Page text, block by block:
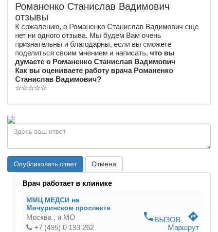
Романенко Станислав Вадимович
отзывы
К сожалению, о Романенко Станислав Вадимович еще
нет ни одного отзыва. Мы будем Вам очень
признательны и благодарны, если вы сможете
поделиться своим мнением и написать, что вы
думаете о Романенко Станислав Вадимович
Как вы оцениваете работу врача Романенко
Станислав Вадимович?
☆☆☆☆☆
Опубликовать ответ Отмена
Врач работает в клинике
ММЦ МЕДСИ на
Мичуринском проспекте
Москва , и МО
+7 (495) 0 193 262
phone ВЫЗОВ directions
Маршрут